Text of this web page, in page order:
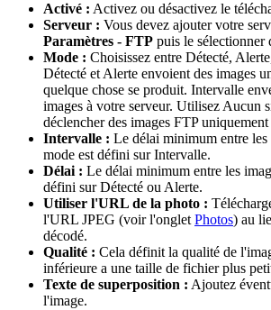
Activé : Activez ou désactivez le
Serveur : Vous devez ajouter votre
Paramètres - FTP puis le sélectionner
Mode : Choisissez entre Détecté,
Détecté et Alerte envoient des images
quelque chose se produit. Intervalle
images à votre serveur. Utilisez Aucun
déclencher des images FTP
Intervalle : Le délai minimum entre les
mode est défini sur Intervalle.
Délai : Le délai minimum entre les
défini sur Détecté ou Alerte.
Utiliser l'URL de la photo :
l'URL JPEG (voir l'onglet Photos) au
décodé.
Qualité : Cela définit la qualité de
inférieure a une taille de fichier plus
Texte de superposition : Ajoutez
l'image.